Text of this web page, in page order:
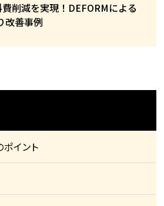
削減を実現！DEFORMによる
改善事例
イント